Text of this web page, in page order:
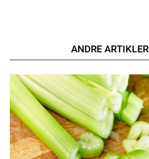
100DKK
Etiam est nibh, lobortis sit
Praesent euismod ac
Ut mollis pellentesque tortor
Nullam eu erat condimentum
Donec quis est ac felis
ANDRE ARTIKLER